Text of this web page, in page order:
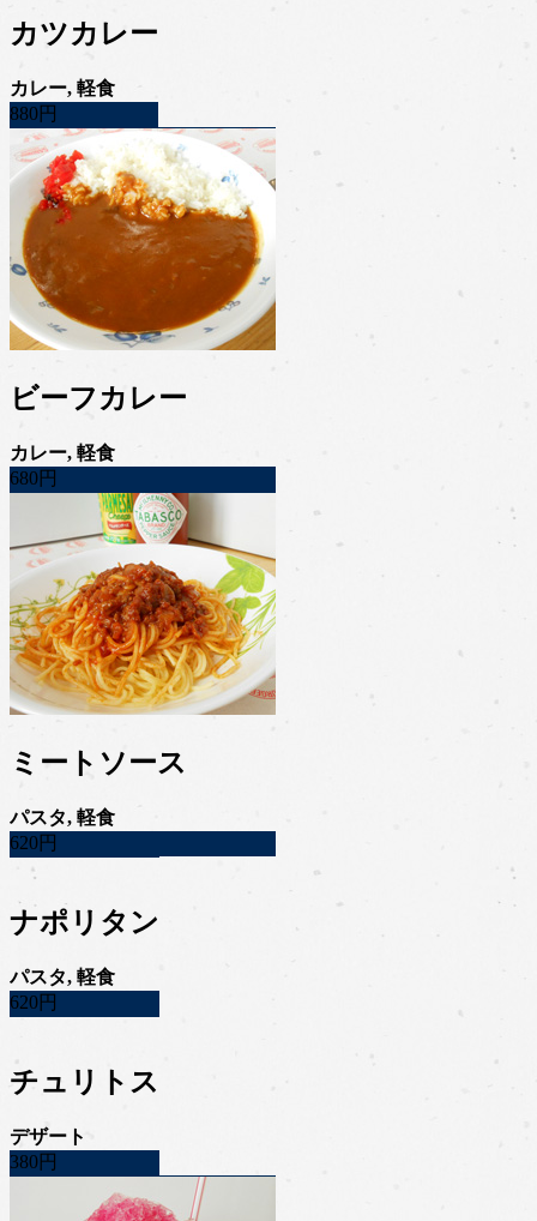
カツカレー
カレー, 軽食
880円
ビーフカレー
カレー, 軽食
680円
ミートソース
パスタ, 軽食
620円
ナポリタン
パスタ, 軽食
620円
チュリトス
デザート
380円